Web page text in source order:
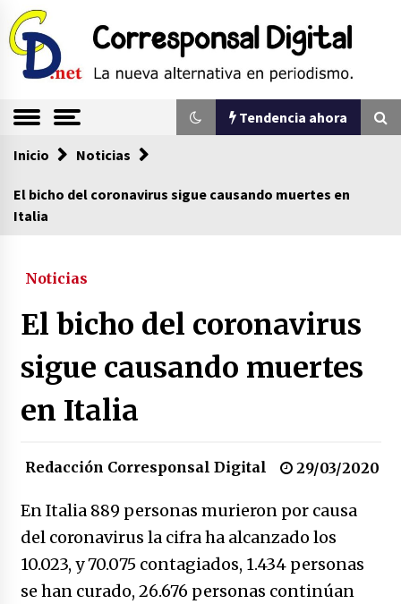
Saltar
al
contenido
Corresponsal
Digital
La nueva alternativa en periodismo
Tendencia ahora
Tendencia ahora
congreso en Colombia
17/01/2026
Irán, donde están los pinches grupos
16/01/2026
Medellín necesita gobernantes con sentido
de pertenencia
15/01/2026
Inicio Noticias
El bicho del coronavirus sigue causando muertes en
Italia
Noticias
El bicho del coronavirus
sigue causando muertes
en Italia
Redacción Corresponsal Digital 29/03/2020
En Italia 889 personas murieron por causa
del coronavirus la cifra ha alcanzado los
10.023, y 70.075 contagiados, 1.434 personas
se han curado, 26.676 personas continúan